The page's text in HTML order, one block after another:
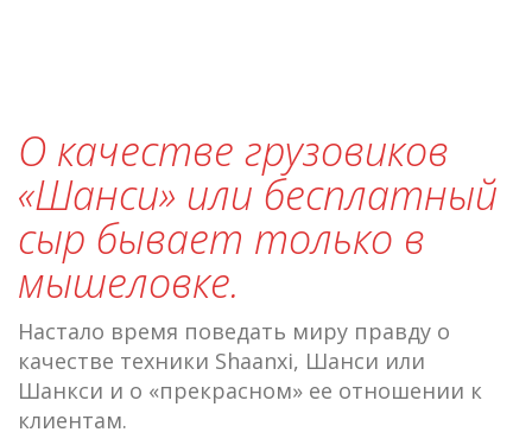
О качестве грузовиков
«Шанси» или бесплатный
сыр бывает только в
мышеловке.
Настало время поведать миру правду о
качестве техники Shaanxi, Шанси или
Шанкси и о «прекрасном» ее отношении к
клиентам.